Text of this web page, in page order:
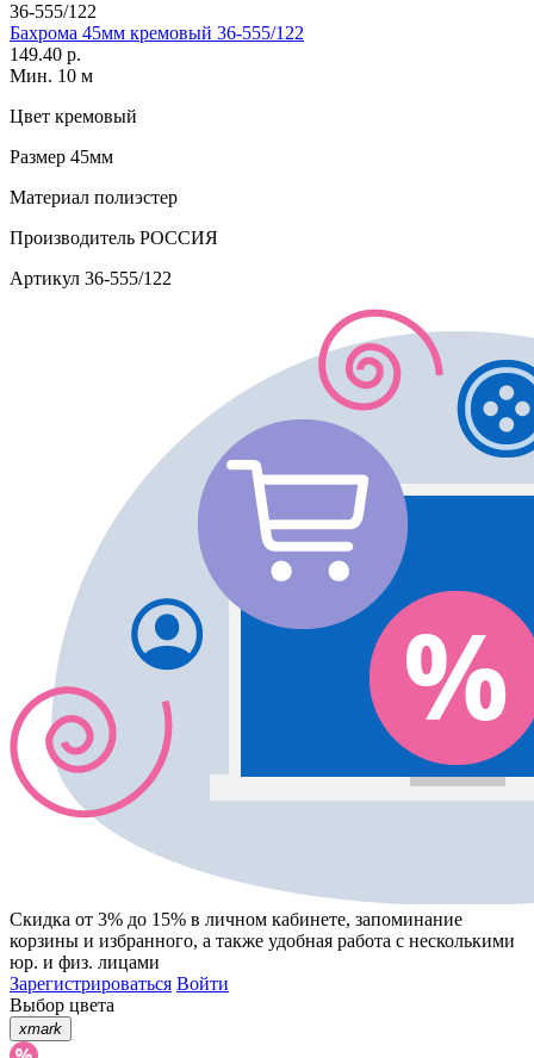
36-555/122
Бахрома 45мм кремовый 36-555/122
149.40 р.
Мин. 10 м
Цвет кремовый
Размер 45мм
Материал полиэстер
Производитель РОССИЯ
Артикул 36-555/122
Скидка от 3% до 15% в личном кабинете, запоминание
корзины и избранного, а также удобная работа с несколькими
юр. и физ. лицами
Зарегистрироваться Войти
Выбор цвета
xmark